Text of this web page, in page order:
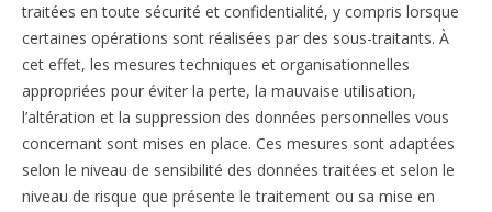
traitées en toute sécurité et confidentialité, y compris lorsque
certaines opérations sont réalisées par des sous-traitants. À
cet effet, les mesures techniques et organisationnelles
appropriées pour éviter la perte, la mauvaise utilisation,
l’altération et la suppression des données personnelles vous
concernant sont mises en place. Ces mesures sont adaptées
selon le niveau de sensibilité des données traitées et selon le
niveau de risque que présente le traitement ou sa mise en